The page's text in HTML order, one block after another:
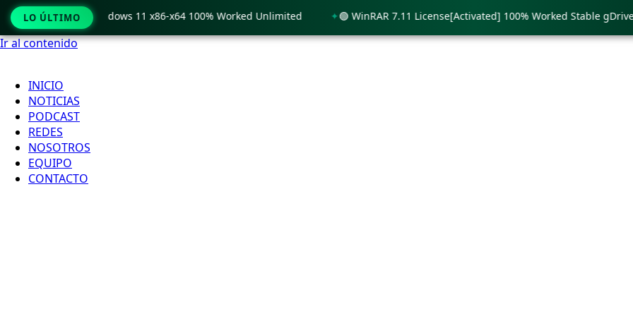
Ir al contenido
INICIO
NOTICIAS
PODCAST
REDES
NOSOTROS
EQUIPO
CONTACTO
LO ÚLTIMO
Crack only Windows 11 x86-x64 100% Worked Unlimited 🟢 WinRAR 7.11 License[Activated] 100% Worked Stable gDrive